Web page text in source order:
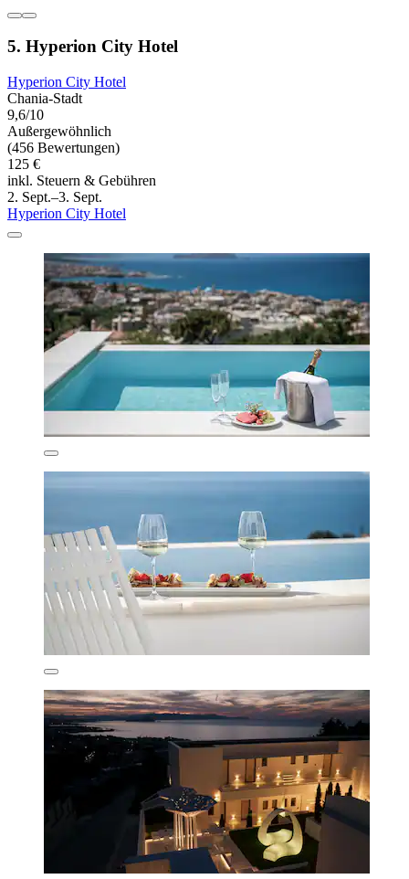
5. Hyperion City Hotel
Hyperion City Hotel
Chania-Stadt
9,6/10
Außergewöhnlich
(456 Bewertungen)
125 €
inkl. Steuern & Gebühren
2. Sept.–3. Sept.
Hyperion City Hotel